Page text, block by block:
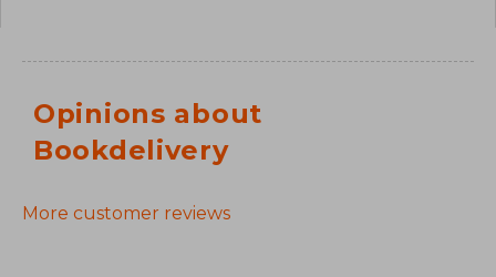
Opinions about
Bookdelivery
More customer reviews